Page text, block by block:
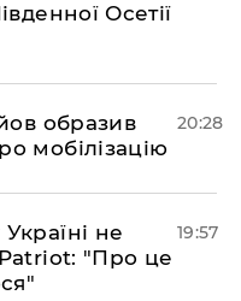
Осетії
образив
мобілізацію
20:28
не
"Про це
19:57